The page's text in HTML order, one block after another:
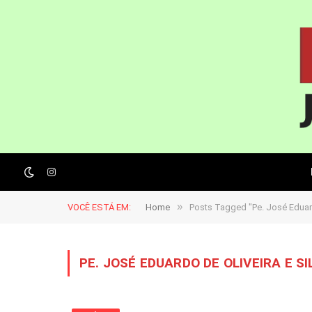
Instagram
VOCÊ ESTÁ EM: Home » Posts Tagged "Pe. José
PE. JOSÉ EDUARDO DE OLIVEIRA E